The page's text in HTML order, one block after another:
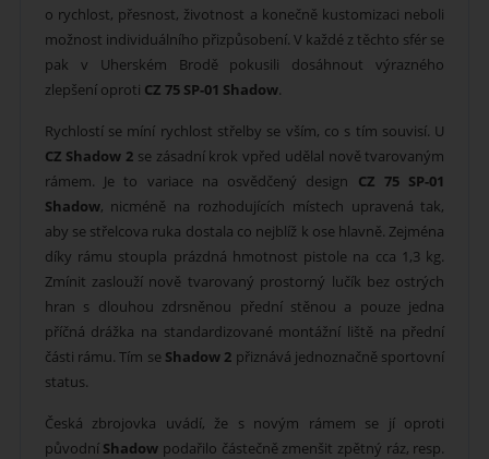
o rychlost, přesnost, životnost a konečně kustomizaci neboli
možnost individuálního přizpůsobení. V každé z těchto sfér se
pak v Uherském Brodě pokusili dosáhnout výrazného
zlepšení oproti CZ 75 SP-01 Shadow.
Rychlostí se míní rychlost střelby se vším, co s tím souvisí. U
CZ Shadow 2 se zásadní krok vpřed udělal nově tvarovaným
rámem. Je to variace na osvědčený design CZ 75 SP-01
Shadow, nicméně na rozhodujících místech upravená tak,
aby se střelcova ruka dostala co nejblíž k ose hlavně. Zejména
díky rámu stoupla prázdná hmotnost pistole na cca 1,3 kg.
Zmínit zaslouží nově tvarovaný prostorný lučík bez ostrých
hran s dlouhou zdrsněnou přední stěnou a pouze jedna
příčná drážka na standardizované montážní liště na přední
části rámu. Tím se Shadow 2 přiznává jednoznačně sportovní
status.
Česká zbrojovka uvádí, že s novým rámem se jí oproti
původní Shadow podařilo částečně zmenšit zpětný ráz, resp.